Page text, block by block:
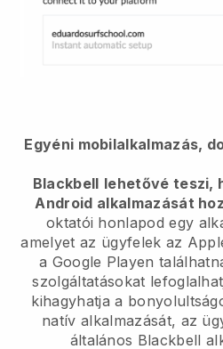
Egyéni mobilalkalmazás,
Blackbell lehetővé teszi,
Android alkalmazását
oktatói honlapod egy
amelyet az ügyfelek az
a Google Playen
szolgáltatásokat
kihagyhatja a
natív alkalmazását, az
általános Blackbell